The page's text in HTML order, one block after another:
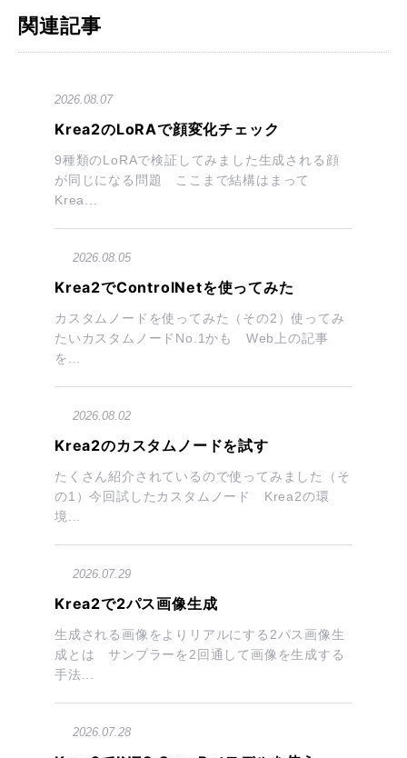
関連記事
2026.08.07
Krea2のLoRAで顔変化チェック
9種類のLoRAで検証してみました生成される顔
が同じになる問題 ここまで結構はまって
Krea...
2026.08.05
Krea2でControlNetを使ってみた
カスタムノードを使ってみた（その2）使ってみ
たいカスタムノードNo.1かも Web上の記事
を...
2026.08.02
Krea2のカスタムノードを試す
たくさん紹介されているので使ってみました（そ
の1）今回試したカスタムノード Krea2の環
境...
2026.07.29
Krea2で2パス画像生成
生成される画像をよりリアルにする2パス画像生
成とは サンプラーを2回通して画像を生成する
手法...
2026.07.28